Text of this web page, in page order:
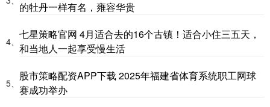
的牡丹一样有名，雍容华贵
4、
七星策略官网 4月适合去的16个古镇！适合小住三五天，
和当地人一起享受慢生活
5、
股市策略配资APP下载 2025年福建省体育系统职工网球
赛成功举办